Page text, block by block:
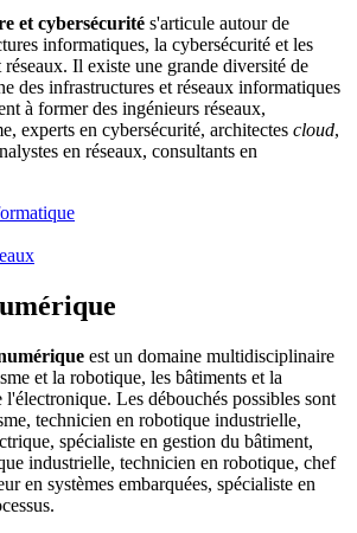
et cybersécurité s'articule autour de
informatiques, la cybersécurité et les
Il existe une grande diversité de
des infrastructures et réseaux informatiques
à former des ingénieurs réseaux,
experts en cybersécurité, architectes cloud,
en réseaux, consultants en
est un domaine multidisciplinaire
et la robotique, les bâtiments et la
Les débouchés possibles sont
technicien en robotique industrielle,
spécialiste en gestion du bâtiment,
industrielle, technicien en robotique, chef
en systèmes embarquées, spécialiste en